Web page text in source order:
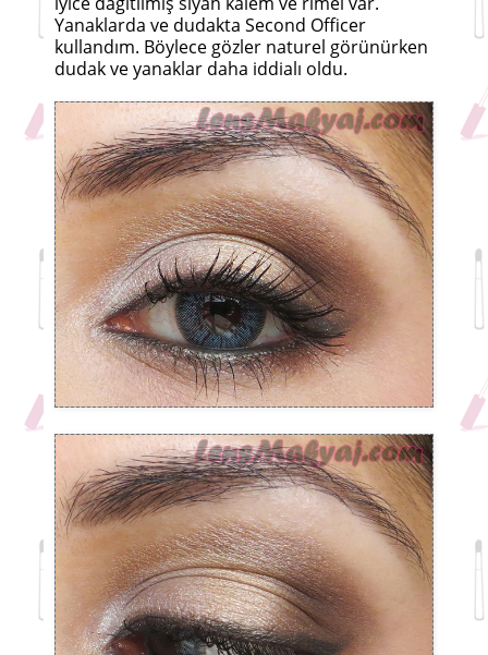
Yanaklarda ve dudakta Second Officer
kullandım. Böylece gözler naturel görünürken
dudak ve yanaklar daha iddialı oldu.